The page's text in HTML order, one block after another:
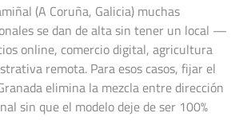
(A Coruña, Galicia) muchas
se dan de alta sin tener un local —
online, comercio digital, agricultura
remota. Para esos casos, fijar el
elimina la mezcla entre dirección
sin que el modelo deje de ser 100%